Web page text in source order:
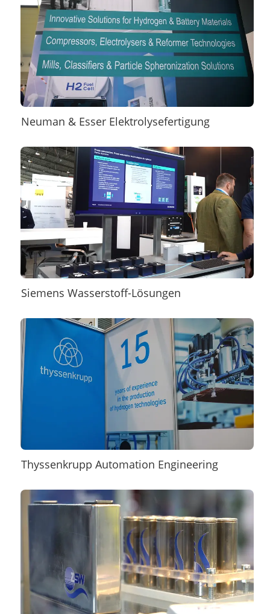
Neuman & Esser Elektrolysefertigung
Siemens Wasserstoff-Lösungen
Thyssenkrupp Automation Engineering